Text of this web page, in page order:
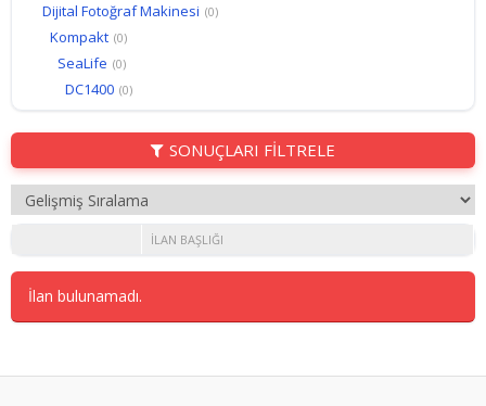
Dijital Fotoğraf Makinesi (0)
Kompakt (0)
SeaLife (0)
DC1400 (0)
SONUÇLARI FİLTRELE
İLAN BAŞLIĞI
İlan bulunamadı.